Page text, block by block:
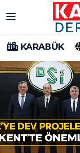
KARABÜK
Karabük
Karabük
Süper Lig
Tüm Manşetler